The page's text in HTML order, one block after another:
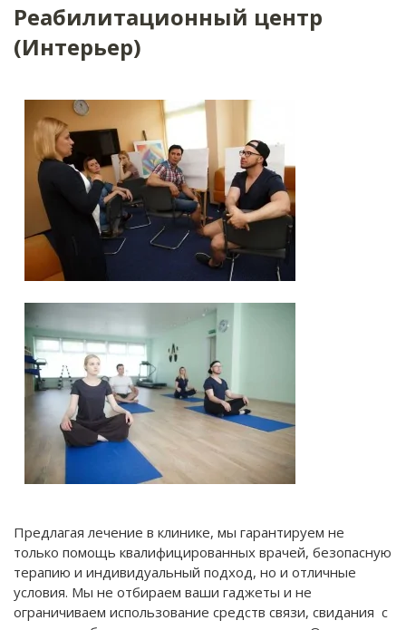
Реабилитационный центр
(Интерьер)
Предлагая лечение в клинике, мы гарантируем не
только помощь квалифицированных врачей, безопасную
терапию и индивидуальный подход, но и отличные
условия. Мы не отбираем ваши гаджеты и не
ограничиваем использование средств связи, свидания с